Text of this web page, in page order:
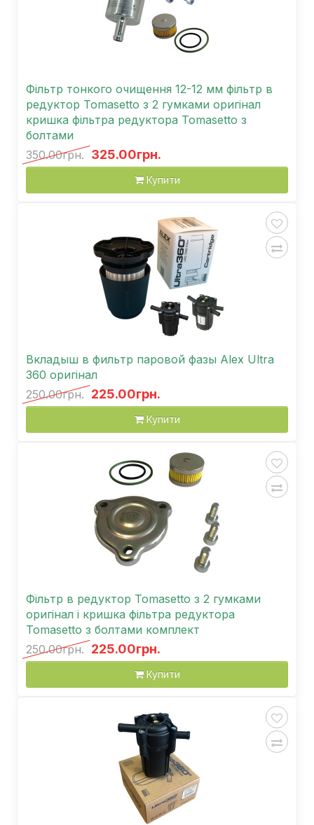
Фільтр тонкого очищення 12-12 мм фільтр в
редуктор Tomasetto з 2 гумками оригінал
кришка фільтра редуктора Tomasetto з
болтами
350.00грн. 325.00грн.
Купити
Вкладыш в фильтр паровой фазы Аlex Ultra
360 оригінал
250.00грн. 225.00грн.
Купити
Фільтр в редуктор Tomasetto з 2 гумками
оригінал і кришка фільтра редуктора
Tomasetto з болтами комплект
250.00грн. 225.00грн.
Купити